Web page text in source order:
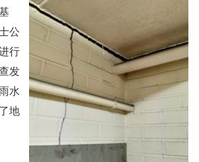
公
行
发
水
地